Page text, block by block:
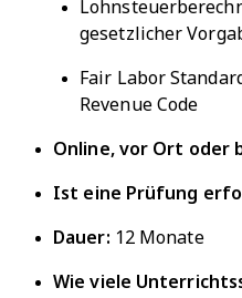
gesetzlicher
Fair Labor
Revenue Code
Online, vor Ort oder
Ist eine Prüfung
Dauer: 12 Monate
Wie viele